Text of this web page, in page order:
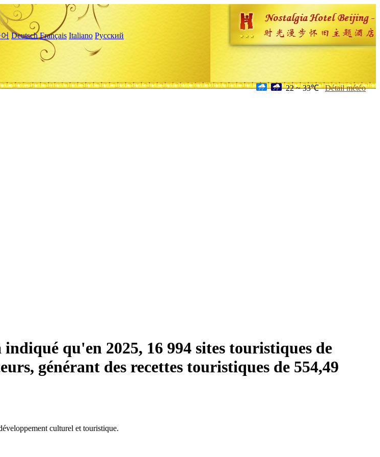
Deutsch Français Italiano Русский
22 ~ 33℃ Détail météo
qu'en 2025, 16 994 sites touristiques de
générant des recettes touristiques de 554,49
culturel et touristique.